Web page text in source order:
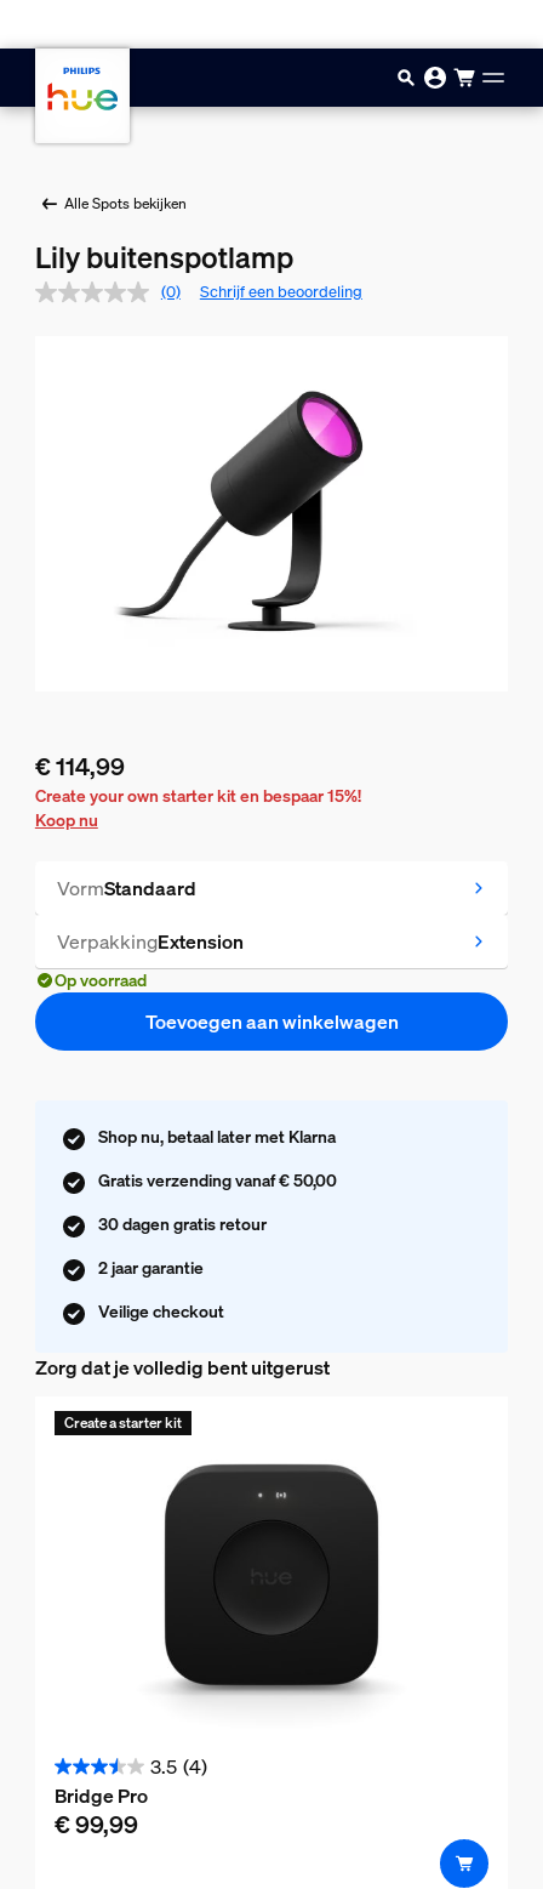
Alle Spots bekijken
Lily buitenspotlamp
(0) Schrijf een beoordeling
De huidige prijs is € 114,99
€ 114,99
Create your own starter kit en bespaar 15%!
Koop nu
VormStandaard
VerpakkingExtension
Op voorraad
Toevoegen aan winkelwagen
Shop nu, betaal later met Klarna
Gratis verzending vanaf € 50,00
30 dagen gratis retour
2 jaar garantie
Veilige checkout
Zorg dat je volledig bent uitgerust
Create a starter kit
3.5 (4)
3.5
van
de
Bridge Pro
€ 99,99